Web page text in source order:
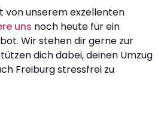
von unserem exzellenten
uns noch heute für ein
Wir stehen dir gerne zur
dich dabei, deinen Umzug
Freiburg stressfrei zu